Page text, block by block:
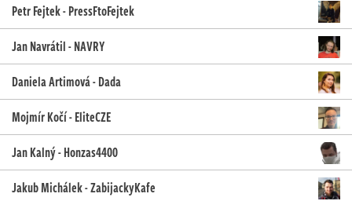
Petr Fejtek - PressFtoFejtek
Jan Navrátil - NAVRY
Daniela Artimová - Dada
Mojmír Kočí - EliteCZE
Jan Kalný - Honzas4400
Jakub Michálek - ZabijackyKafe